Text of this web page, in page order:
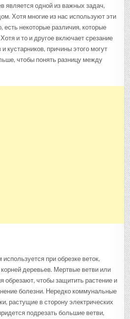
МЕЖДУ
ОБРЕЗКОЙ
И
ОБРЕЗКОЙ
САДА
является одной из важных задач,
Хотя многие из нас используют эти
некоторые различия, которые
и то и другое включает срезание
кустарников, причины этого могут
чтобы понять разницу между
при обрезке веток,
корней деревьев. Мертвые ветви или
обрезают, чтобы защитить растение и
болезни. Нередко коммунальные
растущие в сторону электрических
подрезать большие ветви,